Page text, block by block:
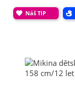
Náš TIP